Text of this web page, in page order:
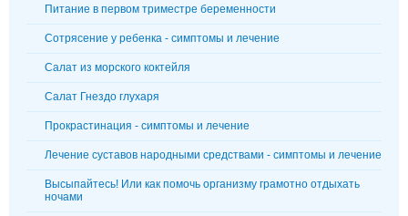
Питание в первом триместре беременности
Сотрясение у ребенка - симптомы и лечение
Салат из морского коктейля
Салат Гнездо глухаря
Прокрастинация - симптомы и лечение
Лечение суставов народными средствами - симптомы и лечение
Высыпайтесь! Или как помочь организму грамотно отдыхать
ночами